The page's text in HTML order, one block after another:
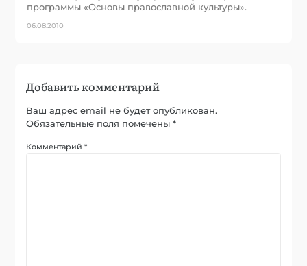
программы «Основы православной культуры».
06.08.2010
Добавить комментарий
Ваш адрес email не будет опубликован.
Обязательные поля помечены*
Комментарий*